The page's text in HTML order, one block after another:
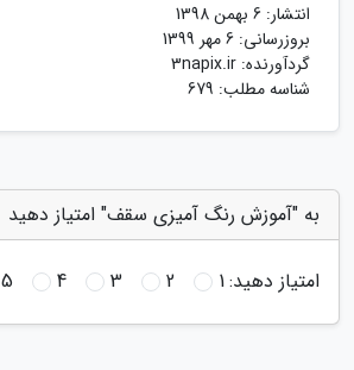
انتشار: 6 بهمن 1398
بروزرسانی: 6 مهر 1399
گردآورنده: 3napix.ir
شناسه مطلب: 679
به "آموزش رنگ آمیزی سقف" امتیاز دهید
امتیاز دهید:1
2
3
4
5